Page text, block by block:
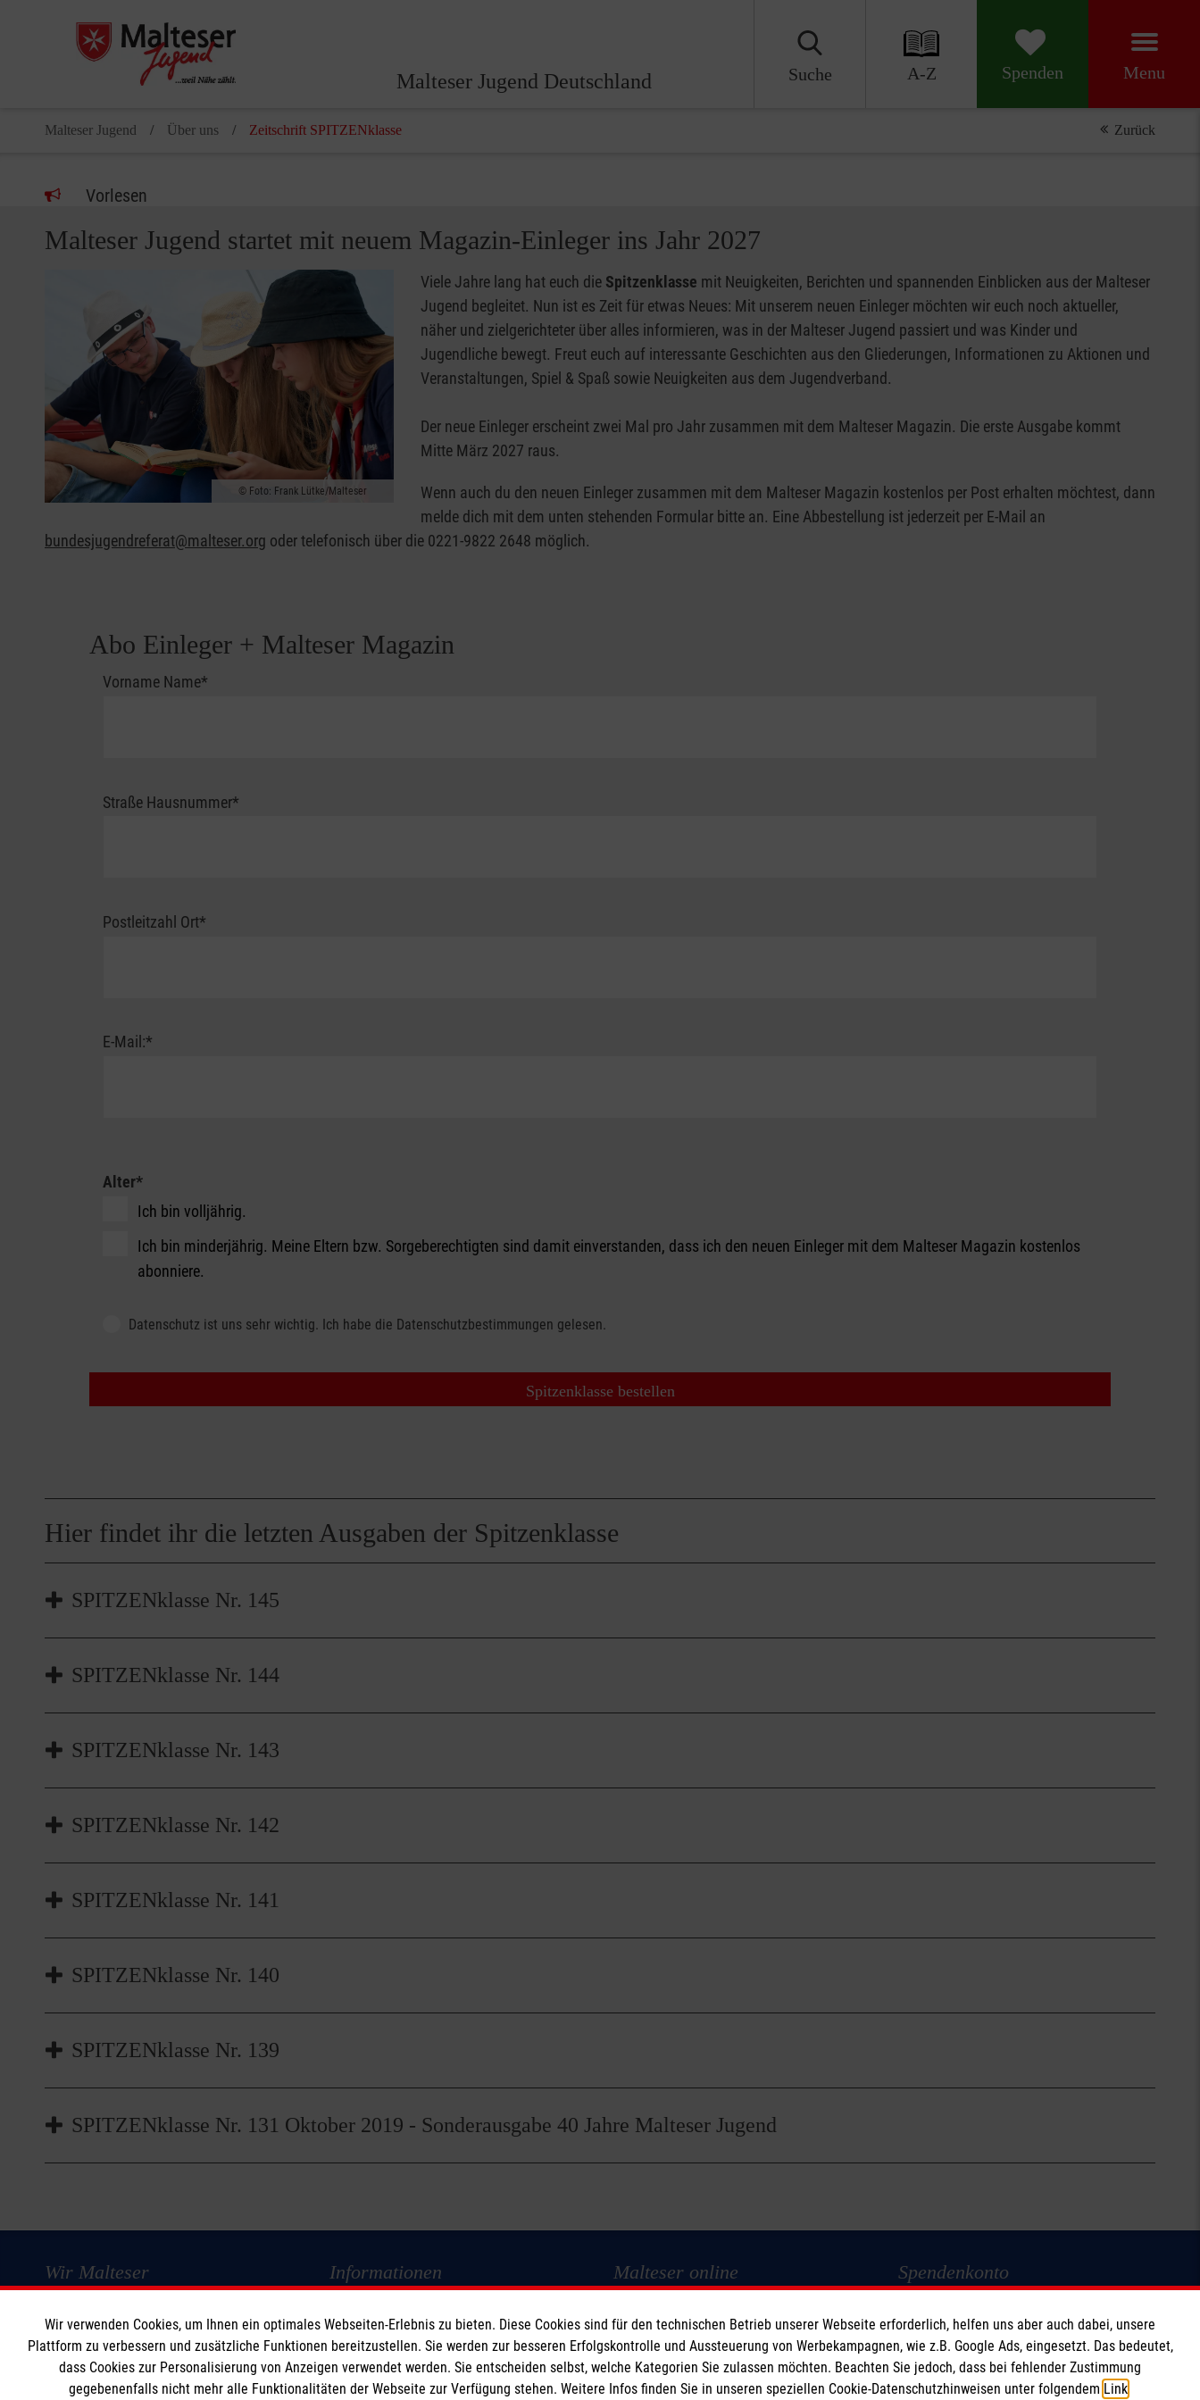
Malteser Jugend Deutschland Suche A-Z Spenden Menu
Malteser Jugend Über uns Zeitschrift SPITZENklasse Zurück
Vorlesen
Malteser Jugend startet mit neuem Magazin-Einleger ins Jahr 2027
Foto: Frank Lütke/Malteser
Viele Jahre lang hat euch die Spitzenklasse mit Neuigkeiten, Berichten und spannenden Einblicken aus der Malteser
Jugend begleitet. Nun ist es Zeit für etwas Neues: Mit unserem neuen Einleger möchten wir euch noch aktueller,
näher und zielgerichteter über alles informieren, was in der Malteser Jugend passiert und was Kinder und
Jugendliche bewegt. Freut euch auf interessante Geschichten aus den Gliederungen, Informationen zu Aktionen und
Veranstaltungen, Spiel & Spaß sowie Neuigkeiten aus dem Jugendverband.
Der neue Einleger erscheint zwei Mal pro Jahr zusammen mit dem Malteser Magazin. Die erste Ausgabe kommt
Mitte März 2027 raus.
Wenn auch du den neuen Einleger zusammen mit dem Malteser Magazin kostenlos per Post erhalten möchtest, dann
melde dich mit dem unten stehenden Formular bitte an. Eine Abbestellung ist jederzeit per E-Mail an
bundesjugendreferat@malteser.org oder telefonisch über die 0221-9822 2648 möglich.
Abo Einleger + Malteser Magazin
Zur Person
Vorname Name*
Straße Hausnummer*
Postleitzahl Ort*
E-Mail:*
Spitzenklasse
Alter*
Ich bin volljährig.
Ich bin minderjährig. Meine Eltern bzw. Sorgeberechtigten sind damit einverstanden, dass ich den neuen Einleger mit dem Malteser Magazin kostenlos
abonniere.
DatenschutzDatenschutz ist uns sehr wichtig. Ich habe die Datenschutzbestimmungen gelesen.
Sicherheit - Kontrollwort
Hier findet ihr die letzten Ausgaben der Spitzenklasse
SPITZENklasse Nr. 145
SPITZENklasse Nr. 145
SPITZENklasse Nr. 144
SPITZENklasse Nr. 144
SPITZENklasse Nr. 143
SPITZENklasse Nr. 143
SPITZENklasse Nr. 142
SPITZENklasse Nr. 142
SPITZENklasse Nr. 141
SPITZENklasse Nr. 141
SPITZENklasse Nr. 140
SPITZENklasse Nr. 140
SPITZENklasse Nr. 139
SPITZENklasse Nr. 139
SPITZENklasse Nr. 131 Oktober 2019 - Sonderausgabe 40 Jahre Malteser Jugend
Wir Malteser
Spenden und Helfen
Angebote und Leistungen
Kursangebote
Informationen
Kontakt
Presse & Medien
Transparenz
Malteser online
Malteser in Deutschland
Malteserorden
Malteser International
Spendenkonto
IBAN: DE103 7060 120 120 120 0001 2
BIC: GENODED 1PA7
Wir verwenden Cookies, um Ihnen ein optimales Webseiten-Erlebnis zu bieten. Diese Cookies sind für den technischen Betrieb unserer Webseite erforderlich, helfen uns aber auch dabei, unsere
Plattform zu verbessern und zusätzliche Funktionen bereitzustellen. Sie werden zur besseren Erfolgskontrolle und Aussteuerung von Werbekampagnen, wie z.B. Google Ads, eingesetzt. Das bedeutet,
dass Cookies zur Personalisierung von Anzeigen verwendet werden. Sie entscheiden selbst, welche Kategorien Sie zulassen möchten. Beachten Sie jedoch, dass bei fehlender Zustimmung
gegebenenfalls nicht mehr alle Funktionalitäten der Webseite zur Verfügung stehen. Weitere Infos finden Sie in unseren speziellen Cookie-Datenschutzhinweisen unter folgendem Link